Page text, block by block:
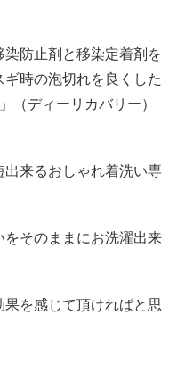
防止剤と移染定着剤を
時の泡切れを良くした
（ディーリカバリー）
来るおしゃれ着洗い専
そのままにお洗濯出来
を感じて頂ければと思